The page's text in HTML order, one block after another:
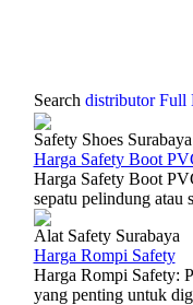
Search distributor Full
Safety Shoes Surabaya
Harga Safety Boot
Harga Safety Boot
sepatu pelindung atau
Alat Safety Surabaya
Harga Rompi Safety
Harga Rompi Safety:
yang penting untuk